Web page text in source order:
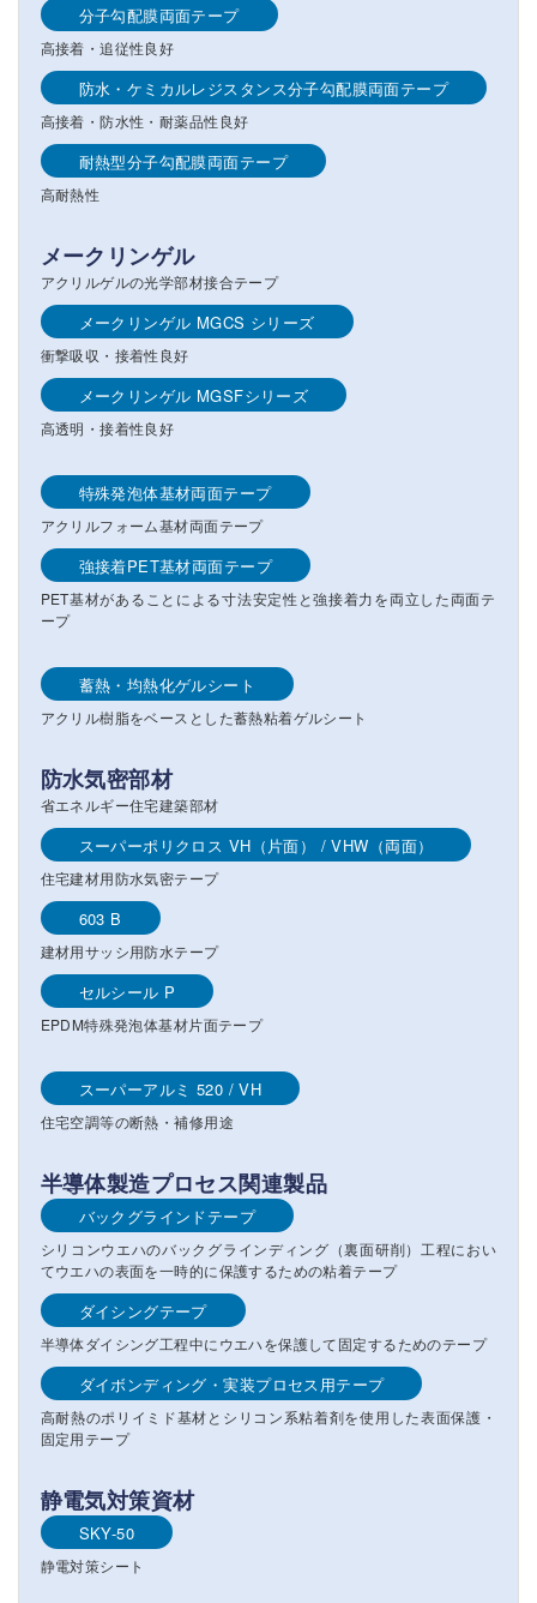
分子勾配膜両面テープ
高接着・追従性良好
防水・ケミカルレジスタンス分子勾配膜両面テープ
高接着・防水性・耐薬品性良好
耐熱型分子勾配膜両面テープ
高耐熱性
メークリンゲル
アクリルゲルの光学部材接合テープ
メークリンゲル MGCS シリーズ
衝撃吸収・接着性良好
メークリンゲル MGSFシリーズ
高透明・接着性良好
特殊発泡体基材両面テープ
アクリルフォーム基材両面テープ
強接着PET基材両面テープ
PET基材があることによる寸法安定性と強接着力を両立した両面テ
ープ
蓄熱・均熱化ゲルシート
アクリル樹脂をベースとした蓄熱粘着ゲルシート
防水気密部材
省エネルギー住宅建築部材
スーパーポリクロス VH（片面） / VHW（両面）
住宅建材用防水気密テープ
603 B
建材用サッシ用防水テープ
セルシール P
EPDM特殊発泡体基材片面テープ
スーパーアルミ 520 / VH
住宅空調等の断熱・補修用途
半導体製造プロセス関連製品
バックグラインドテープ
シリコンウエハのバックグラインディング（裏面研削）工程におい
てウエハの表面を一時的に保護するための粘着テープ
ダイシングテープ
半導体ダイシング工程中にウエハを保護して固定するためのテープ
ダイボンディング・実装プロセス用テープ
高耐熱のポリイミド基材とシリコン系粘着剤を使用した表面保護・
固定用テープ
静電気対策資材
SKY-50
静電対策シート